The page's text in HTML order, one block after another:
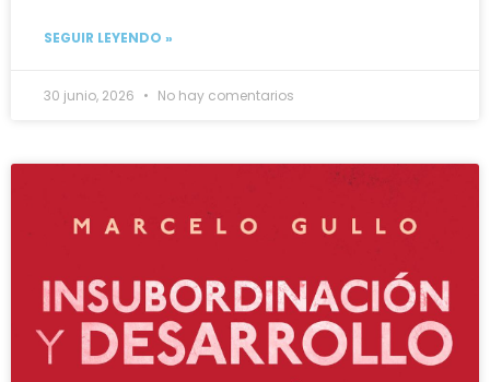
SEGUIR LEYENDO »
30 junio, 2026 No hay comentarios